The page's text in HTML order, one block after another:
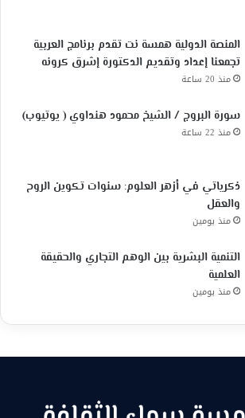
المنصة الدولية همسة نت تقدم برنامج العربية
تجمعنا إعداد وتقديم الدكتورة إشرق كرونه
منذ 20 ساعة
سورة البروج / الشيخ محمود هنداوي ( يوتيوب)
منذ 22 ساعة
ذكرياتي في أزهر العلوم: سنوات تكوين الروح
والعقل
منذ يومين
التنمية البشرية بين الوهم التجاري والحقيقة
العلمية
منذ يومين